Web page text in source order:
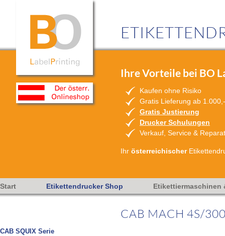
Ihre Vorteile bei BO
Kaufen ohne Risiko
Gratis Lieferung ab
Gratis Justierung
Drucker Schulungen
Verkauf, Service &
Ihr österreichischer
Start Etikettendrucker Shop Etikettiermaschinen
CAB SQUIX Serie
CAB MACH 4S/